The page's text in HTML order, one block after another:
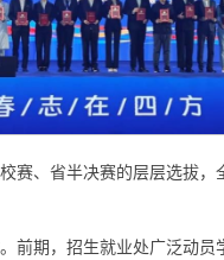
赛、省半决赛的层层选拔
前期，招生就业处广泛动